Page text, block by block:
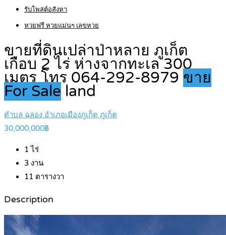
รับโพสต์อสังหา
หวยฟรี หวยแม่นๆ เลขหวย
ขายที่ดินเปล่าป่าหลาย ภูเก็ต
เกือบ 2 ไร่ ห่างจากทะเล 300
เมตร โทร 064-292-8979 ขาย
For Sale land
ตำบล ฉลอง อำเภอเมืองภูเก็ต ภูเก็ต
30,000,000฿
1 ไร่
3 งาน
11 ตารางวา
Description